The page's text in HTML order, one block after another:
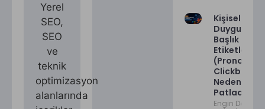
Yerel
SEO,
SEO
ve
teknik
optimizasyon
alanlarında
Kişisel ve
Duygusal
Başlık
Etiketleri
(Pronoun
Clickbait)
Neden
Patladı?
Engin Deniz